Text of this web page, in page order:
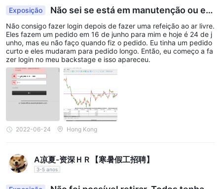
Conta Integrada Premium: US$ 10.000
Conta Integrada Baseada em BTC: BTC 0,005
Conta Integrada: USD 100
Também existe uma diferença no tempo médio de transferência
para diferentes métodos de depósito. Embora as transferências
com cartão de crédito/débito e carteira eletrônica sejam
geralmente instantâneas, as transferências bancárias podem
levar de 2 a 3 dias úteis para chegar.
Suporte ao cliente
(856) 421-5844) e e-mail (info@seventybrokers.com). no
entanto, alguns usuários relataram tempos de resposta
Exposição
Não sei se está em manutenção ou est
á foragido
Não consigo fazer login depois de fazer uma refeição ao ar livre.
Eles fazem um pedido em 16 de junho para mim e hoje é 24 de j
unho, mas eu não faço quando fiz o pedido. Eu tinha um pedido
curto e eles mudaram para pedido longo. Então, eu começo a fa
zer login no meu backstage e isso apareceu.
2022-06-24 Hong Kong
A凉夏-资深ＨＲ【寒暑假工招聘】
3-5 anos